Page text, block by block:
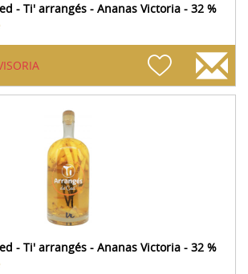
- Ti' arrangés - Ananas Victoria - 32 %
- Ti' arrangés - Ananas Victoria - 32 %